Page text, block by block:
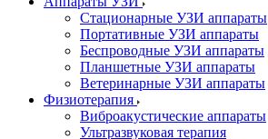
Стационарные УЗИ аппараты
Портативные УЗИ аппараты
Беспроводные УЗИ аппараты
Планшетные УЗИ аппараты
Ветеринарные УЗИ аппараты
Физиотерапия
Виброакустические аппараты
Ультразвуковая терапия